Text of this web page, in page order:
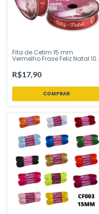
Fita de Cetim 15 mm
Vermelho Frase Feliz Natal 10
sua Festa Loja
R$17,90